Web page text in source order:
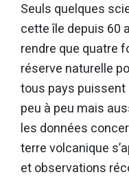
Seuls quelques
cette île depuis 60
rendre que quatre
réserve naturelle
tous pays puissent
peu à peu mais
les données
terre volcanique
et observations